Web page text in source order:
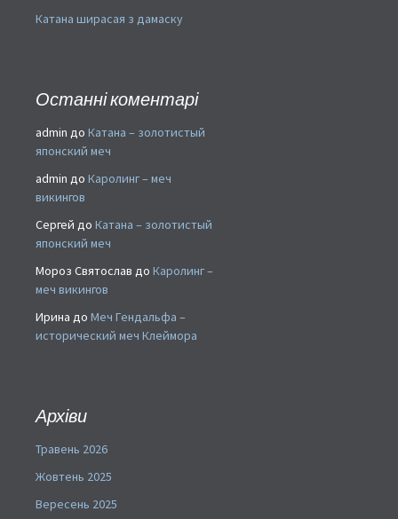
Катана ширасая з дамаску
Останні коментарі
admin до Катана – золотистый
японский меч
admin до Каролинг – меч
викингов
Сергей до Катана – золотистый
японский меч
Мороз Святослав до Каролинг –
меч викингов
Ирина до Меч Гендальфа –
исторический меч Клеймора
Архіви
Травень 2026
Жовтень 2025
Вересень 2025